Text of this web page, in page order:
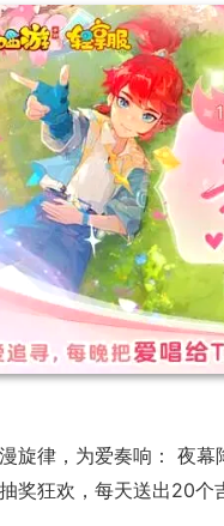
旋律，为爱奏响： 夜
奖狂欢，每天送出20个
17周年庆典
爆开启